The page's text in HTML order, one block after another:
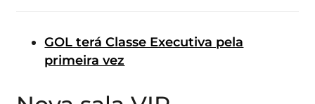
GOL terá Classe Executiva pela
primeira vez